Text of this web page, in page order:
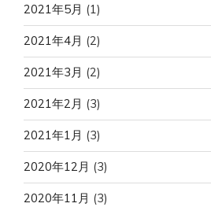
2021年5月 (1)
2021年4月 (2)
2021年3月 (2)
2021年2月 (3)
2021年1月 (3)
2020年12月 (3)
2020年11月 (3)